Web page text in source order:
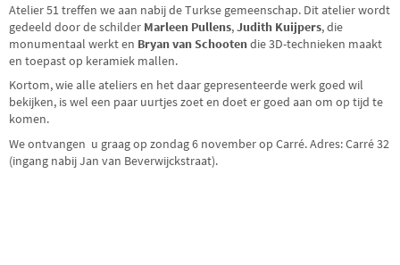
Atelier 51 treffen we aan nabij de Turkse gemeenschap. Dit atelier wordt
gedeeld door de schilder Marleen Pullens,Judith Kuijpers, die
monumentaal werkt en Bryan van Schootendie 3D-technieken maakt
en toepast op keramiek mallen.
Kortom, wie alle ateliers en het daar gepresenteerde werk goed wil
bekijken, is wel een paar uurtjes zoet en doet er goed aan om op tijd te
komen.
We ontvangen u graag op zondag 6 november op Carré. Adres: Carré 32
(ingang nabij Jan van Beverwijckstraat).